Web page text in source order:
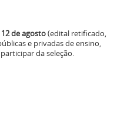
12 de agosto(edital retificado,
e privadas de ensino,
da seleção.